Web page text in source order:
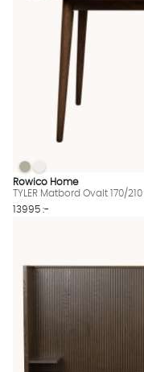
TYLER Matbord Ovalt
TYLER Matbord Ovalt 170/210 Brun
TYLER Matbord Ovalt 170/210
Rowico Home
TYLER Matbord Ovalt 170/
13995 :-